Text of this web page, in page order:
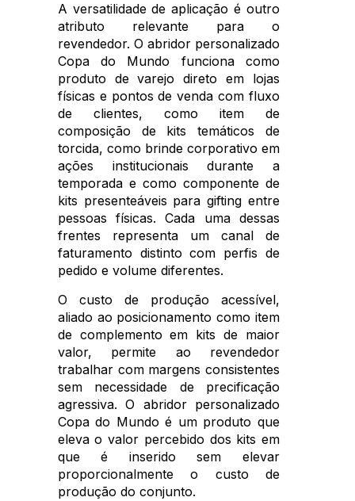
A versatilidade de aplicação é outro
atributo relevante para o
revendedor. O abridor personalizado
Copa do Mundo funciona como
produto de varejo direto em lojas
físicas e pontos de venda com fluxo
de clientes, como item de
composição de kits temáticos de
torcida, como brinde corporativo em
ações institucionais durante a
temporada e como componente de
kits presenteáveis para gifting entre
pessoas físicas. Cada uma dessas
frentes representa um canal de
faturamento distinto com perfis de
pedido e volume diferentes.
O custo de produção acessível,
aliado ao posicionamento como item
de complemento em kits de maior
valor, permite ao revendedor
trabalhar com margens consistentes
sem necessidade de precificação
agressiva. O abridor personalizado
Copa do Mundo é um produto que
eleva o valor percebido dos kits em
que é inserido sem elevar
proporcionalmente o custo de
produção do conjunto.